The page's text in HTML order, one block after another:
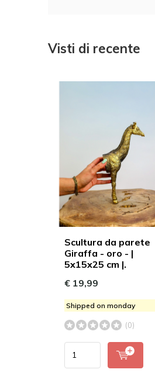
Visti di recente
Scultura da parete
Giraffa - oro - |
5x15x25 cm |.
€ 19,99
Shipped on monday
(0)